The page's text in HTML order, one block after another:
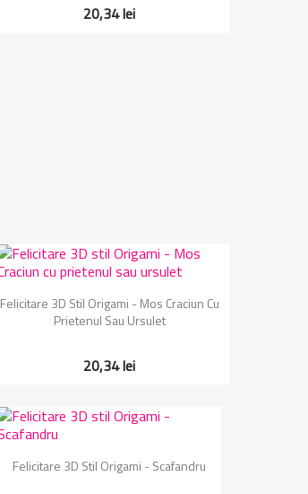
20,34 lei
 Vizualizare rapida
Felicitare 3D Stil Origami - Mos Craciun Cu
Prietenul Sau Ursulet
20,34 lei
Vizualizare rapida
Felicitare 3D Stil Origami - Scafandru